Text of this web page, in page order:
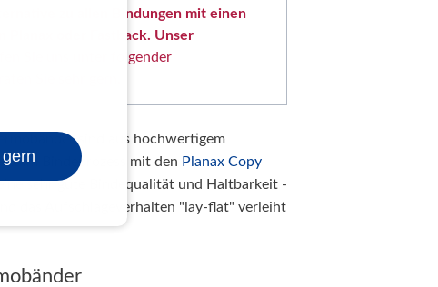
zu allen Bindungen mit einen
Planax oder Fastback. Unser
Sie uns unter folgender
sind aus hochwertigem
im Bindeprozess mit den Planax Copy
sehr gute Bindequalität und Haltbarkeit -
das Aufschlageverhalten "lay-flat" verleiht